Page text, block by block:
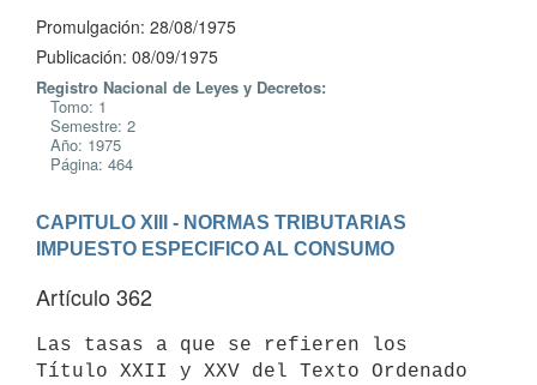
Promulgación: 28/08/1975
Publicación: 08/09/1975
Registro Nacional de Leyes y Decretos:
Tomo: 1
Semestre: 2
Año: 1975
Página: 464
CAPITULO XIII - NORMAS TRIBUTARIAS
IMPUESTO ESPECIFICO AL CONSUMO
Artículo 362
Las tasas a que se refieren los
Título XXII y XXV del Texto Ordenado